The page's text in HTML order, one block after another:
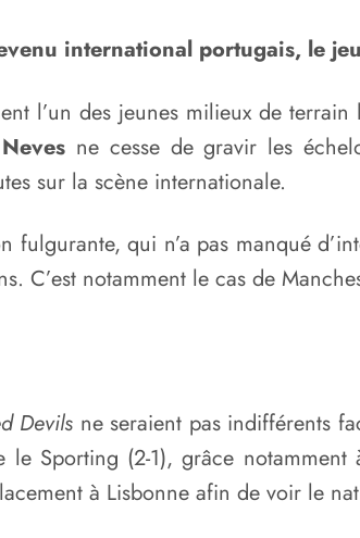
international portugais, le
l’un des jeunes milieux de
ne cesse de gravir les
sur la scène internationale.
fulgurante, qui n’a pas manqué
C’est notamment le cas de
Devils ne seraient pas indifférents
le Sporting (2-1), grâce
à Lisbonne afin de voir le